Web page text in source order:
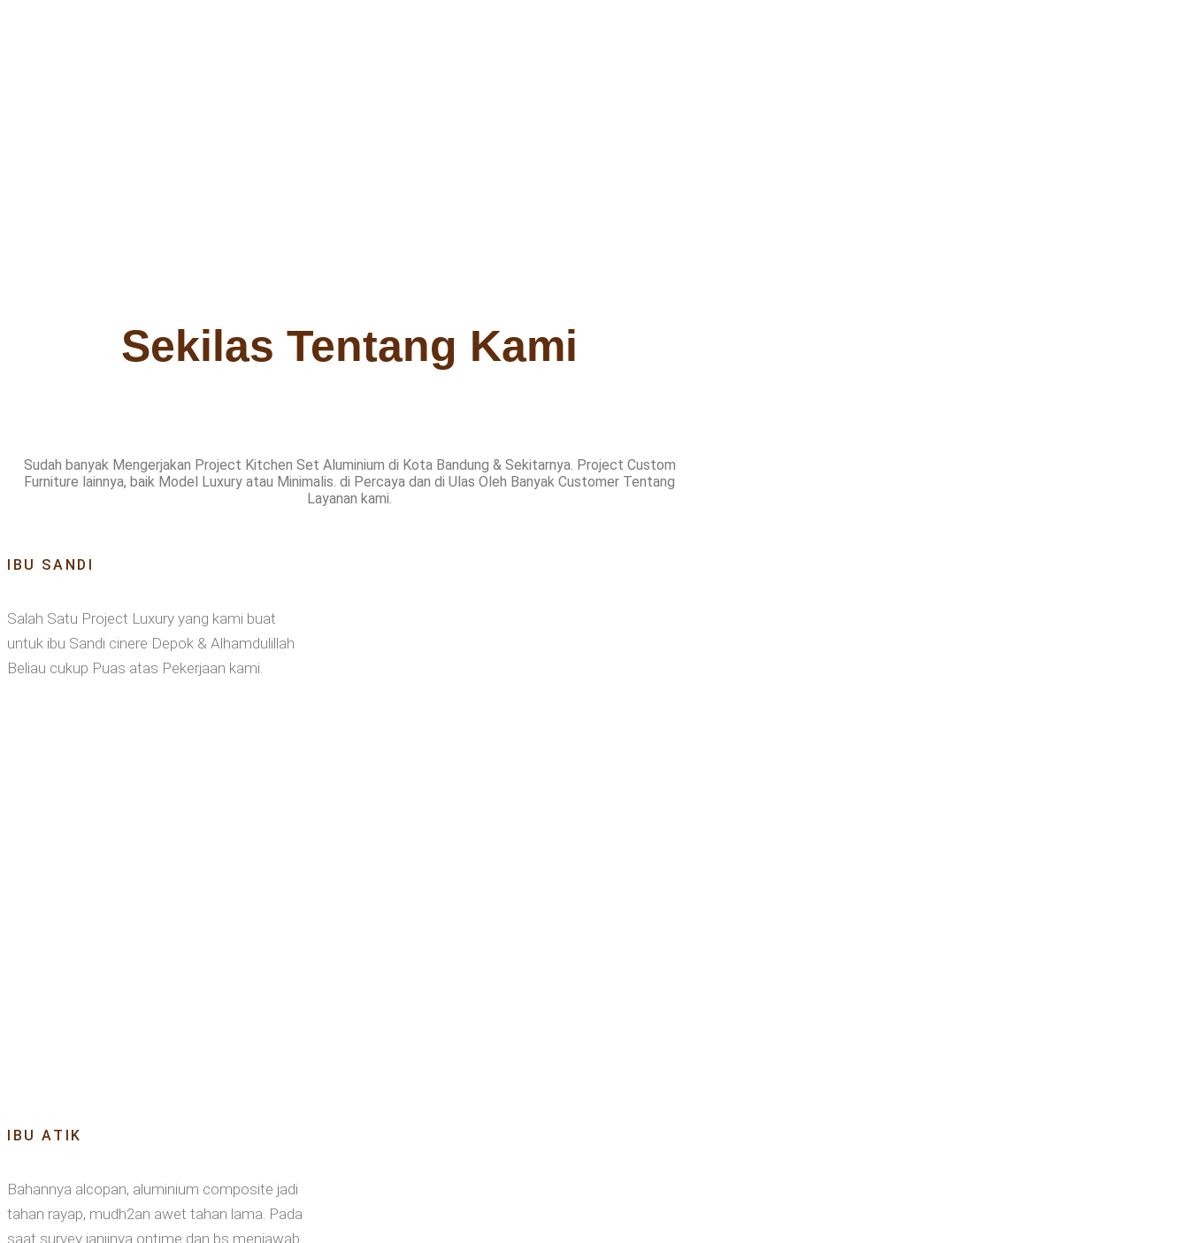
Sekilas Tentang Kami
Sudah banyak Mengerjakan Project Kitchen Set Aluminium di Kota Bandung & Sekitarnya. Project Custom
Furniture lainnya, baik Model Luxury atau Minimalis. di Percaya dan di Ulas Oleh Banyak Customer Tentang
Layanan kami.
IBU SANDI
Salah Satu Project Luxury yang kami buat
untuk ibu Sandi cinere Depok & Alhamdulillah
Beliau cukup Puas atas Pekerjaan kami.
IBU ATIK
Bahannya alcopan, aluminium composite jadi
tahan rayap, mudh2an awet tahan lama. Pada
saat survey janjinya ontime dan bs menjawab